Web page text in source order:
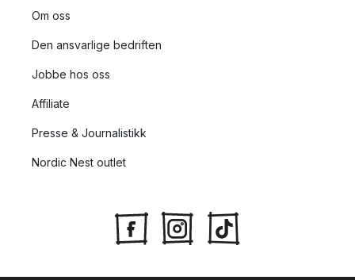
Om oss
Den ansvarlige bedriften
Jobbe hos oss
Affiliate
Presse & Journalistikk
Nordic Nest outlet